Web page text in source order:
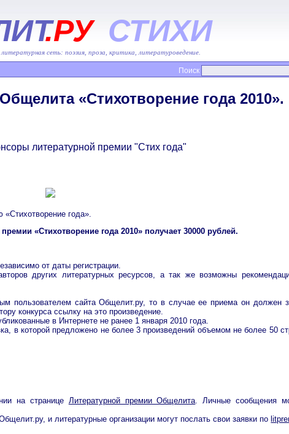
.РУ СТИХИ
сеть: поэзия, проза, критика, литературоведение.
Поиск
«Стихотворение года 2010».
литературной премии "Стих года"
года».
«Стихотворение года 2010» получает 30000 рублей.
от даты регистрации.
других литературных ресурсов, а так же возможны
пользователем сайта Общелит.ру, то в случае ее приема он должен
конкурса ссылку на это произведение.
в Интернете не ранее 1 января 2010 года.
в которой предложено не более 3 произведений объемом не более 50
на странице Литературной премии Общелита. Личные сообщения
и литературные организации могут послать свои заявки по